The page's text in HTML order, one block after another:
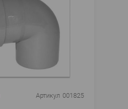
Артикул 001825